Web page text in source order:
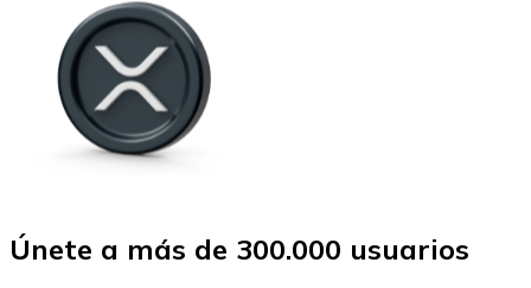
Únete a más de 300.000 usuarios